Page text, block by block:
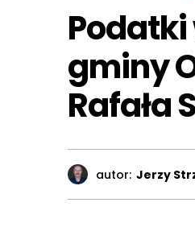
gminy
Rafała
autor: Jerzy